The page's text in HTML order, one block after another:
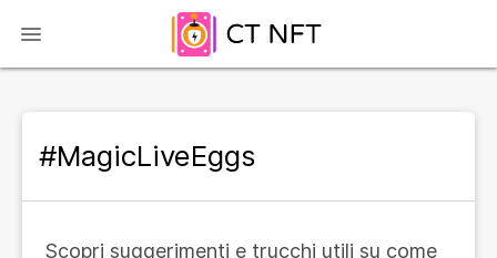
#MagicLiveEggs
Scopri suggerimenti e trucchi utili su come